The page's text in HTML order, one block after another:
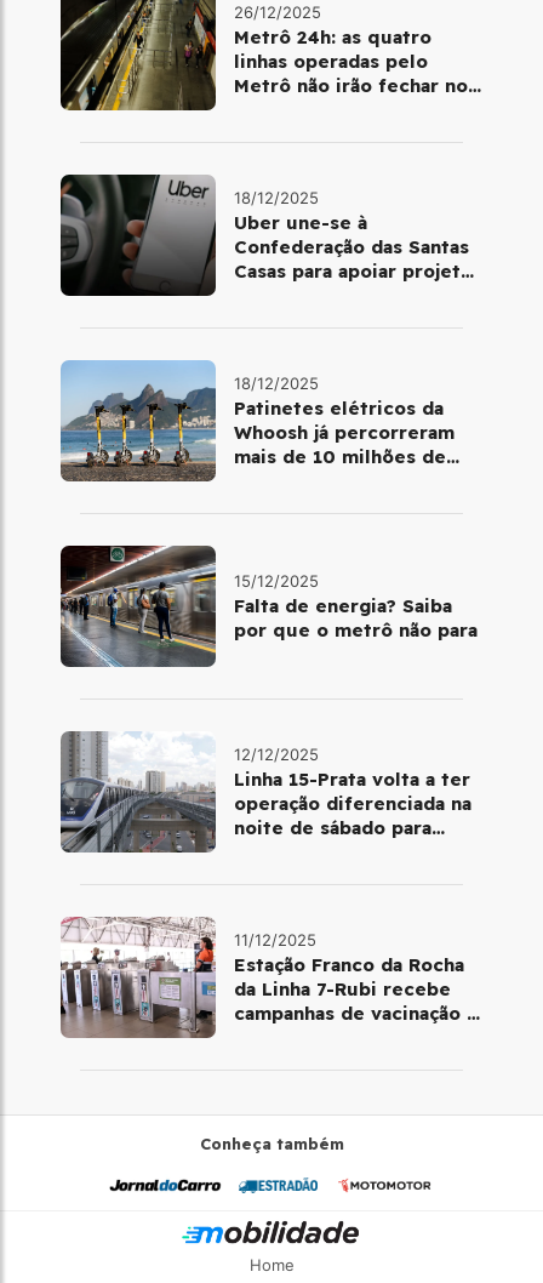
26/12/2025
Metrô 24h: as quatro
linhas operadas pelo
Metrô não irão fechar no
18/12/2025
Uber une-se à
Confederação das Santas
Casas para apoiar projetos
18/12/2025
Patinetes elétricos da
Whoosh já percorreram
mais de 10 milhões de
15/12/2025
Falta de energia? Saiba
por que o metrô não para
12/12/2025
Linha 15-Prata volta a ter
operação diferenciada na
noite de sábado para
11/12/2025
Estação Franco da Rocha
da Linha 7-Rubi recebe
campanhas de vacinação e
Conheça também
Home